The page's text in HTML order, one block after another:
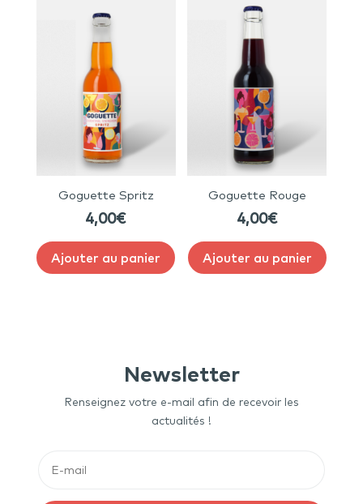
Goguette Spritz
4,00€
Ajouter au panier
Goguette Rouge
4,00€
Ajouter au panier
Newsletter
Renseignez votre e-mail afin de recevoir les
actualités !